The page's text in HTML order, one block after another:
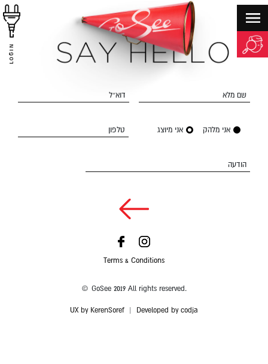
LOGIN
שם מלא דוא״ל
אני מלהק אני מיוצג טלפון
הודעה
Terms & Conditions
© GoSee 2019 All rights reserved.
UX by KerenSoref Developed by codja